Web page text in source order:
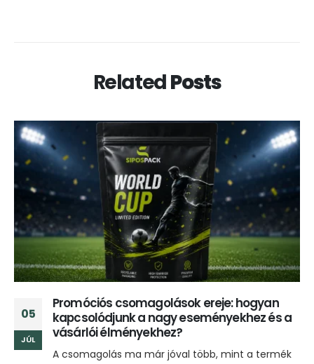
RelatedPosts
05
JÚL
Promóciós csomagolások ereje: hogyan
kapcsolódjunk a nagy eseményekhez és a
vásárlói élményekhez?
A csomagolás ma már jóval több, mint a termék